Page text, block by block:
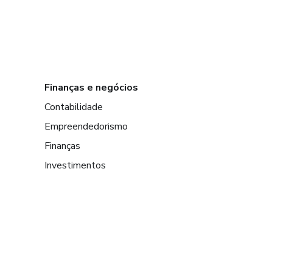
Finanças e negócios
Contabilidade
Empreendedorismo
Finanças
Investimentos